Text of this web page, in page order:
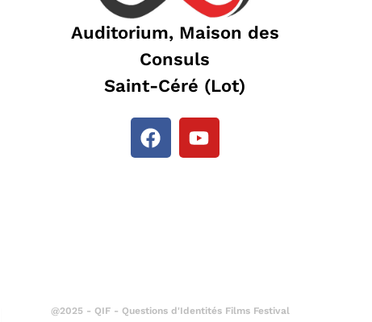
Auditorium, Maison des
Consuls
Saint-Céré (Lot)
@2025 - QIF - Questions d'Identités Films Festival